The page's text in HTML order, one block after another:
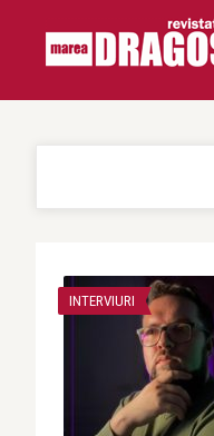
INTERVIURI